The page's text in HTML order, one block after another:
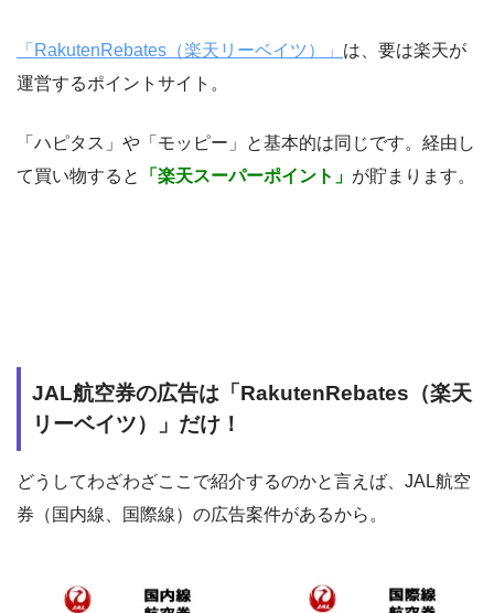
「RakutenRebates（楽天リーベイツ）」 は、要は楽天が
運営するポイントサイト。
「ハピタス」や「モッピー」と基本的は同じです。経由し
て買い物すると
「楽天スーパーポイント」 が貯まります。
JAL航空券の広告は「RakutenRebates（楽天
リーベイツ）」だけ！
どうしてわざわざここで紹介するのかと言えば、JAL航空
券（国内線、国際線）の広告案件があるから。